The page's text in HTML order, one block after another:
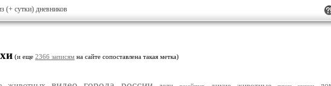
(+ сутки) дневников
(и еще 2366 записям на сайте сопоставлена такая метка)